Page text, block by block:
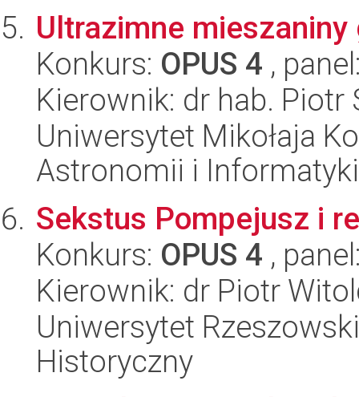
Ultrazimne mieszaniny
Konkurs: OPUS 4 ,
Kierownik: dr hab.
Uniwersytet Mikołaja
Astronomii i
Sekstus Pompejusz i
Konkurs: OPUS 4 ,
Kierownik: dr Piotr
Uniwersytet
Historyczny